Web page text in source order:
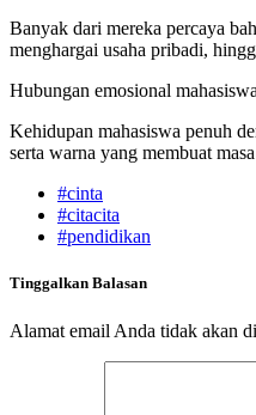
Banyak dari mereka percaya
menghargai usaha pribadi,
Hubungan emosional
Kehidupan mahasiswa penuh
serta warna yang membuat
#cinta
#citacita
#pendidikan
Tinggalkan Balasan
Alamat email Anda tidak akan